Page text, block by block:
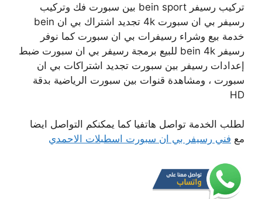
تركيب رسيفر bein sport بين سبورت فك وتركيب
رسيفر بي ان سبورت 4k تجديد اشتراك بي ان bein
خدمة بيع وشراء رسيفرات بي ان سبورت كما نوفر
رسيفر bein 4k للبيع برمجة رسيفر بي ان سبورت ضبط
إعدادات رسيفر بين سبورت تجديد اشتراكات بي ان
سبورت ، ومشاهدة قنوات بين سبورت الرياضية بدقة
HD
لطلب الخدمة تواصل هاتفيا كما يمكنكم التواصل ايضا
مع فني رسيفر بي ان سبورت اسطبلات الاحمدي